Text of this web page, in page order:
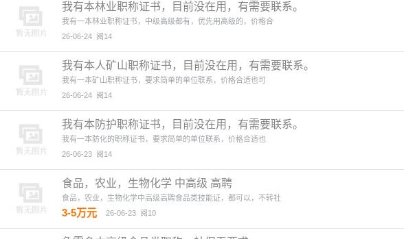
我有本林业职称证书，目前没在用，有需要联系。
我有一本林业职称证书，中级高级都有，优先用高级的，价格合
26-06-24 阅14
我有本人矿山职称证书，目前没在用，有需要联系。
我有一本矿山职称证书，要求简单的单位联系，价格合适也可
26-06-24 阅14
我有本防护职称证书，目前没在用，有需要联系。
我有一本防化的职称证书，要求简单的单位联系，价格合适也
26-06-23 阅14
食品，农业，生物化学 中高级 高聘
食品，农业，生物化学中高级高聘食品类技能证，都可以，不转社
3-5万元 26-06-23 阅10